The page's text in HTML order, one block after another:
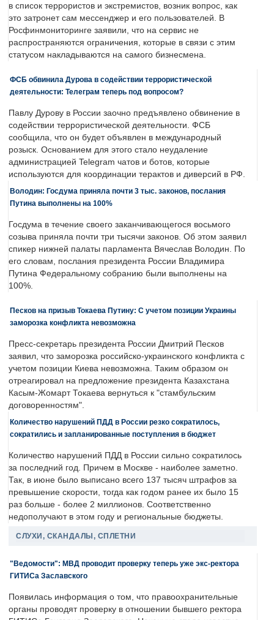
в список террористов и экстремистов, возник вопрос, как
это затронет сам мессенджер и его пользователей. В
Росфинмониторинге заявили, что на сервис не
распространяются ограничения, которые в связи с этим
статусом накладываются на самого бизнесмена.
ФСБ обвинила Дурова в содействии террористической
деятельности: Телеграм теперь под вопросом?
Павлу Дурову в России заочно предъявлено обвинение в
содействии террористической деятельности. ФСБ
сообщила, что он будет объявлен в международный
розыск. Основанием для этого стало неудаление
администрацией Telegram чатов и ботов, которые
используются для координации терактов и диверсий в РФ.
Володин: Госдума приняла почти 3 тыс. законов, послания
Путина выполнены на 100%
Госдума в течение своего заканчивающегося восьмого
созыва приняла почти три тысячи законов. Об этом заявил
спикер нижней палаты парламента Вячеслав Володин. По
его словам, послания президента России Владимира
Путина Федеральному собранию были выполнены на
100%.
Песков на призыв Токаева Путину: С учетом позиции Украины
заморозка конфликта невозможна
Пресс-секретарь президента России Дмитрий Песков
заявил, что заморозка российско-украинского конфликта с
учетом позиции Киева невозможна. Таким образом он
отреагировал на предложение президента Казахстана
Касым-Жомарт Токаева вернуться к "стамбульским
договоренностям".
Количество нарушений ПДД в России резко сократилось,
сократились и запланированные поступления в бюджет
Количество нарушений ПДД в России сильно сократилось
за последний год. Причем в Москве - наиболее заметно.
Так, в июне было выписано всего 137 тысяч штрафов за
превышение скорости, тогда как годом ранее их было 15
раз больше - более 2 миллионов. Соответственно
недополучают в этом году и региональные бюджеты.
СЛУХИ, СКАНДАЛЫ, СПЛЕТНИ
"Ведомости": МВД проводит проверку теперь уже экс-ректора
ГИТИСа Заславского
Появилась информация о том, что правоохранительные
органы проводят проверку в отношении бывшего ректора